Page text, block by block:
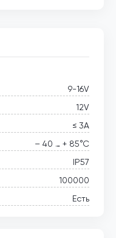
9-16V
12V
≤ 3А
– 40 … + 85°С
IP57
100000
Есть